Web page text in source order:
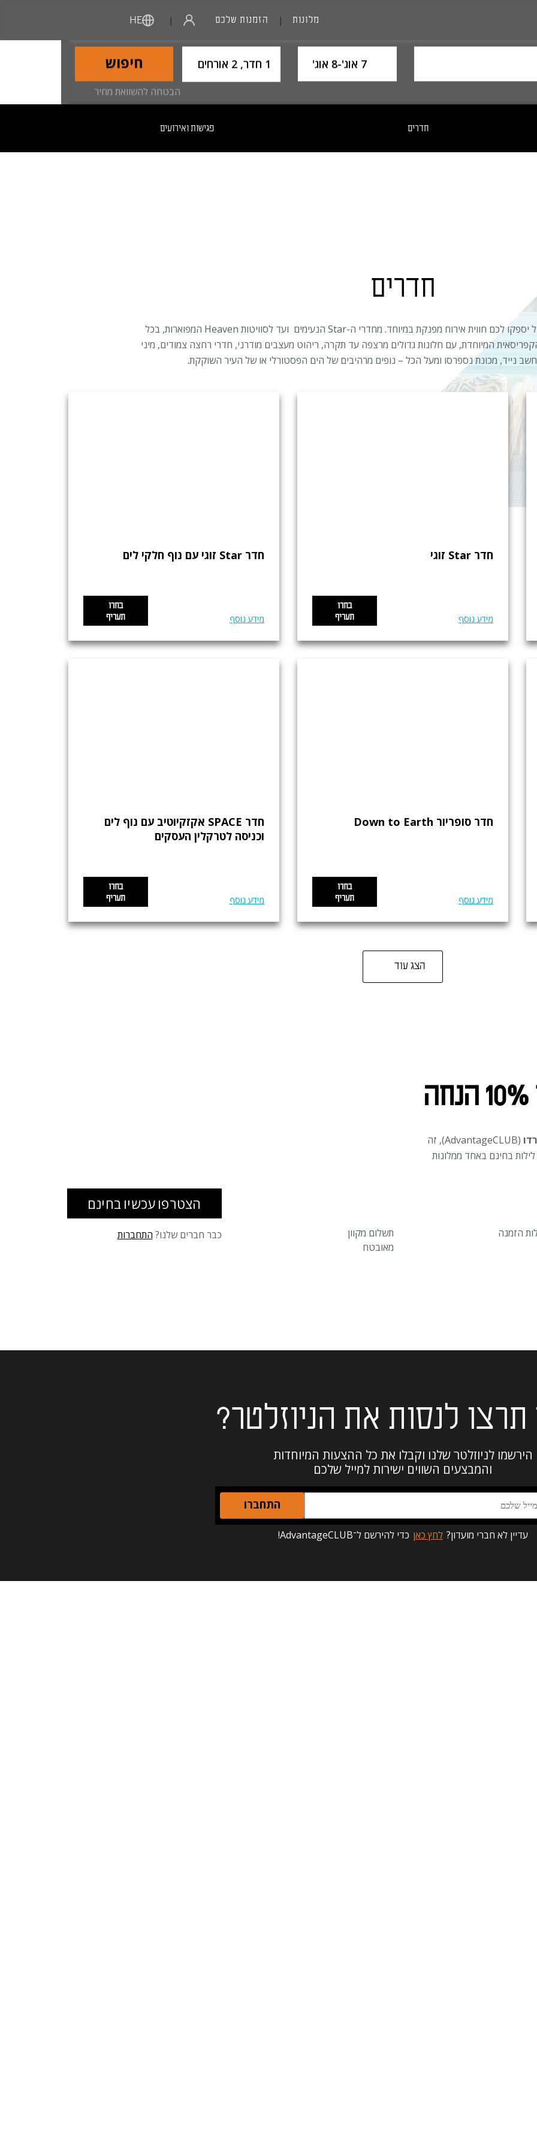
מלונות | הזמנות שלכם |
HE
7 אוג' -8 אוג' 1 חדר, 2 אורחים חיפוש
הבטחה להשוואת מחיר
חדרים פגישות ואירועים
חדרים
189 החדרים של מלון ניקס לימסול יספקו לכם חווית אירוח מפנקת במיוחד. מחדרי ה-Star הנעימים ועד לסוויטות Heaven המפוארות, בכל
המיוחדת, עם חלונות גדולים מרצפה עד תקרה, ריהוט מעצבים מודרני, חדרי רחצה צמודים, מיני
נייד, מכונת נספרסו ומעל הכל – נופים מרהיבים של הים הפסטורלי או של העיר השוקקת.
חדר Star זוגי
מידע נוסף
בחרו
תעריף
חדר Star זוגי עם נוף חלקי לים
מידע נוסף
בחרו
תעריף
חדר סופריור Down to Earth
מידע נוסף
בחרו
תעריף
חדר SPACE אקזקיוטיב עם נוף לים
וכניסה לטרקלין העסקים
מידע נוסף
בחרו
תעריף
הצג עוד
(AdvantageCLUB), זה
בחינם באחד ממלונות
הזמנה
תשלום מקוון
מאובטח
הצטרפו עכשיו בחינם
כבר חברים שלנו? התחברות
לנסות את הניוזלטר?
הירשמו לניוזלטר שלנו וקבלו את כל ההצעות המיוחדות
והמבצעים השווים ישירות למייל שלכם
התחברו
עדיין לא חברי מועדון? לחץ כאן כדי להירשם ל־AdvantageCLUB!